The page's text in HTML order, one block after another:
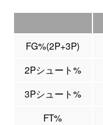
FG%(2P+3P)
2Pシュート%
3Pシュート%
FT%